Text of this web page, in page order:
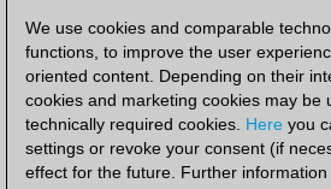
We use cookies and comparable
functions, to improve the user
oriented content. Depending on their
cookies and marketing cookies may be
technically required cookies. Here you
settings or revoke your consent (if
effect for the future. Further